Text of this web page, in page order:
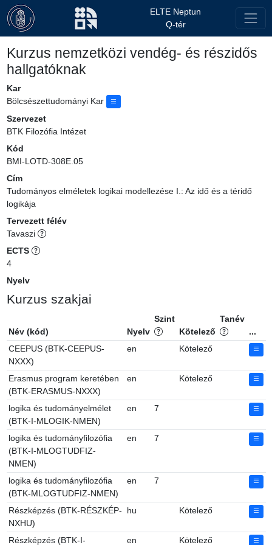
ELTE Neptun
Q-tér
Kurzus nemzetközi vendég- és részidős
hallgatóknak
Kar
Bölcsészettudományi Kar
Szervezet
BTK Filozófia Intézet
Kód
BMI-LOTD-308E.05
Cím
Tudományos elméletek logikai modellezése I.: Az idő és a téridő
logikája
Tervezett félév
Tavaszi
ECTS
4
Nyelv
Kurzus szakjai
Név (kód) Nyelv
Szint
Kötelező
Tanév
...
CEEPUS (BTK-CEEPUS-
NXXX)
en Kötelező
Erasmus program keretében
(BTK-ERASMUS-NXXX)
en Kötelező
logika és tudományelmélet
(BTK-I-MLOGIK-NMEN)
en 7
logika és tudományfilozófia
(BTK-I-MLOGTUDFIZ-
NMEN)
en 7
logika és tudományfilozófia
(BTK-MLOGTUDFIZ-NMEN)
en 7
Részképzés (BTK-RÉSZKÉP-
NXHU)
hu Kötelező
Részképzés (BTK-I- en Kötelező